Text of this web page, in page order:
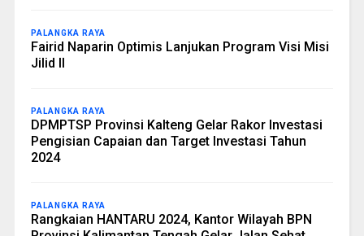
PALANGKA RAYA
Fairid Naparin Optimis Lanjukan Program Visi Misi
Jilid II
PALANGKA RAYA
DPMPTSP Provinsi Kalteng Gelar Rakor Investasi
Pengisian Capaian dan Target Investasi Tahun
2024
PALANGKA RAYA
Rangkaian HANTARU 2024, Kantor Wilayah BPN